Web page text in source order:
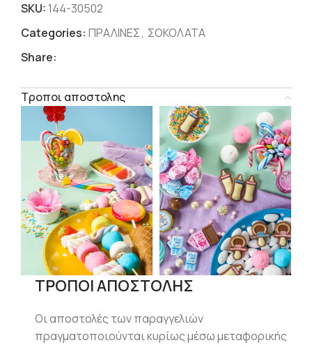
SKU: 144-30502
Categories: ΠΡΑΛΙΝΕΣ, ΣΟΚΟΛΑΤΑ
Share:
Τροποι αποστολης
ΤΡΟΠΟΙ ΑΠΟΣΤΟΛΗΣ
Οι αποστολές των παραγγελιών
πραγματοποιούνται κυρίως μέσω μεταφορικής